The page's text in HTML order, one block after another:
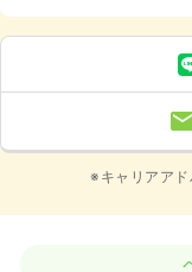
※キャリアア